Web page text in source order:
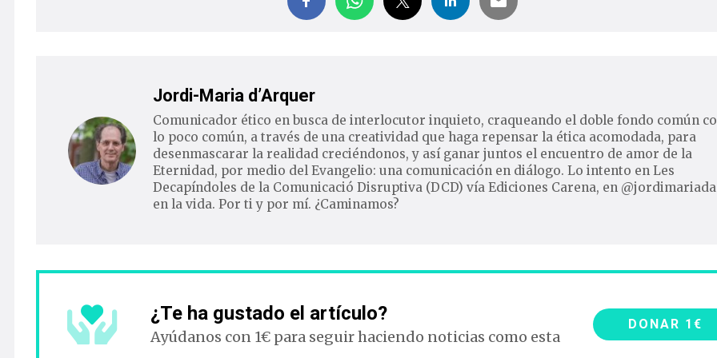
Jordi-Maria d’Arquer
Comunicador ético en busca de interlocutor inquieto, craqueando el doble fondo común
lo poco común, a través de una creatividad que haga repensar la ética acomodada, para
desenmascarar la realidad creciéndonos, y así ganar juntos el encuentro de amor de la
Eternidad, por medio del Evangelio: una comunicación en diálogo. Lo intento en Les
Decapíndoles de la Comunicació Disruptiva (DCD) vía Ediciones Carena, en
en la vida. Por ti y por mí. ¿Caminamos?
¿Te ha gustado el artículo?
Ayúdanos con 1€ para seguir haciendo noticias como esta
DONAR 1€